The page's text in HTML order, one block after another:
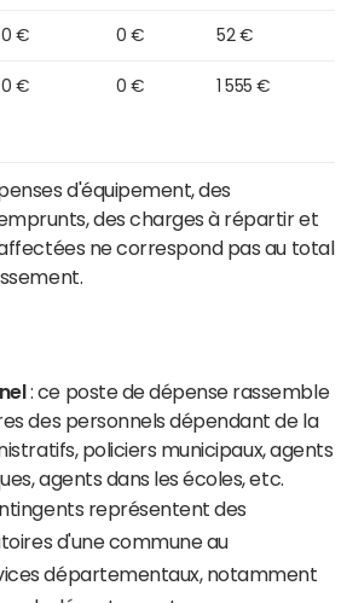
0 € 0 € 52 €
0 € 0 € 1 555 €
d'équipement, des
des charges à répartir et
ne correspond pas au total
: ce poste de dépense rassemble
des personnels dépendant de la
policiers municipaux, agents
agents dans les écoles, etc.
représentent des
d'une commune au
départementaux, notamment